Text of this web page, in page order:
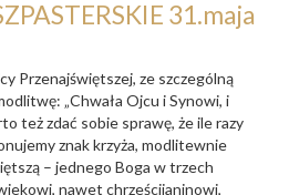
31.maja
Przenajświętszej, ze szczególną
„Chwała Ojcu i Synowi, i
też zdać sobie sprawę, że ile razy
znak krzyża, modlitewnie
– jednego Boga w trzech
nawet chrześcijaninowi,